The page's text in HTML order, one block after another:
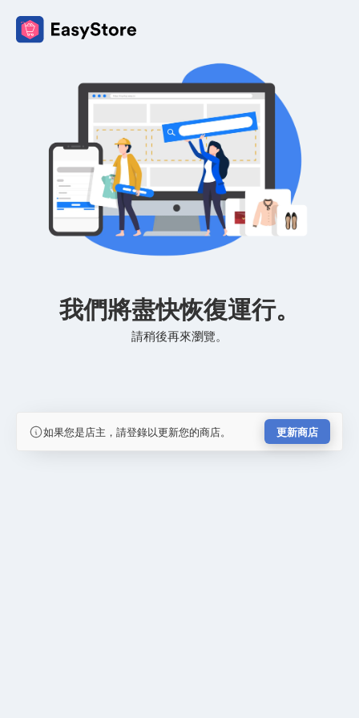
我們將盡快恢復運行。
請稍後再來瀏覽。
如果您是店主，請登錄以更新您的商店。 更新商店